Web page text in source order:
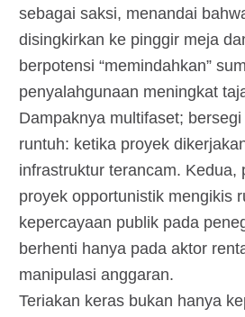
sebagai saksi, menandai
disingkirkan ke pinggir meja
berpotensi “memindahkan”
penyalahgunaan meningkat
Dampaknya multifaset;
runtuh: ketika proyek
infrastruktur terancam.
proyek opportunistik mengikis
kepercayaan publik pada
berhenti hanya pada aktor
manipulasi anggaran.
Teriakan keras bukan hanya